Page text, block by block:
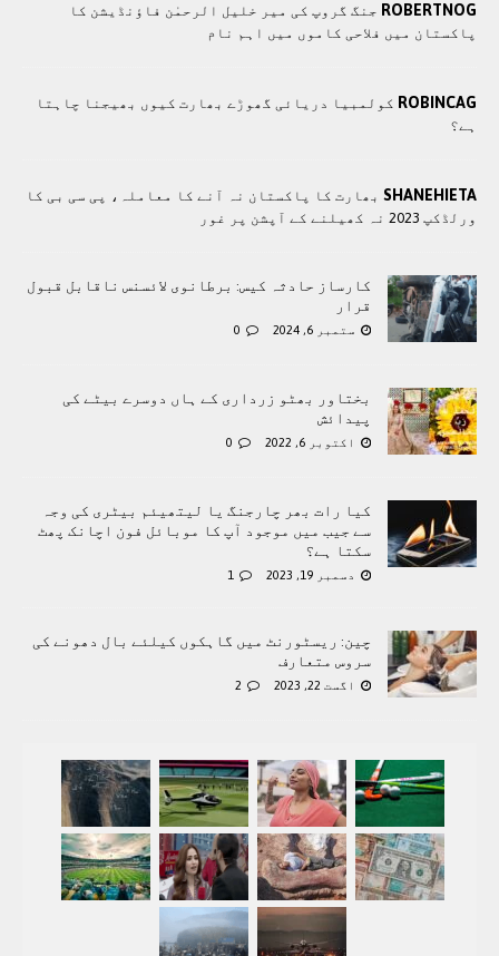
ROBERTNOG جنگ گروپ کی میر خلیل الرحمٰن فاؤنڈیشن کا
پاکستان میں فلاحی کاموں ميں اہم نام
ROBINCAG کولمبیا دریائی گھوڑے بھارت کیوں بھیجنا چاہتا
ہے؟
SHANEHIETA بھارت کا پاکستان نہ آنے کا معاملہ، پی سی بی کا
ورلڈکپ 2023 نہ کھیلنے کے آپشن پر غور
کارساز حادثہ کیس: برطانوی لائسنس ناقابل قبول
قرار
ستمبر 6, 2024 0
بختاور بھٹو زرداری کے ہاں دوسرے بیٹے کی
پیدائش
اکتوبر 6, 2022 0
کیا رات بھر چارجنگ یا لیتھیئم بیٹری کی وجہ
سے جیب میں موجود آپ کا موبائل فون اچانک پھٹ
سکتا ہے؟
دسمبر 19, 2023 1
چین: ریسٹورنٹ میں گاہکوں کیلئے بال دھونے کی
سروس متعارف
اگست 22, 2023 2